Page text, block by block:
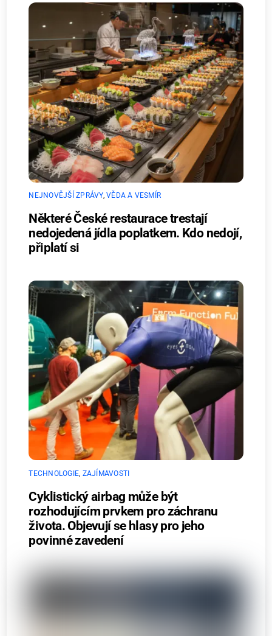
NEJNOVĚJŠÍ ZPRÁVY,VĚDA A VESMÍR
Některé České restaurace trestají
nedojedená jídla poplatkem. Kdo nedojí,
připlatí si
TECHNOLOGIE, ZAJÍMAVOSTI
Cyklistický airbag může být
rozhodujícím prvkem pro záchranu
života. Objevují se hlasy pro jeho
povinné zavedení